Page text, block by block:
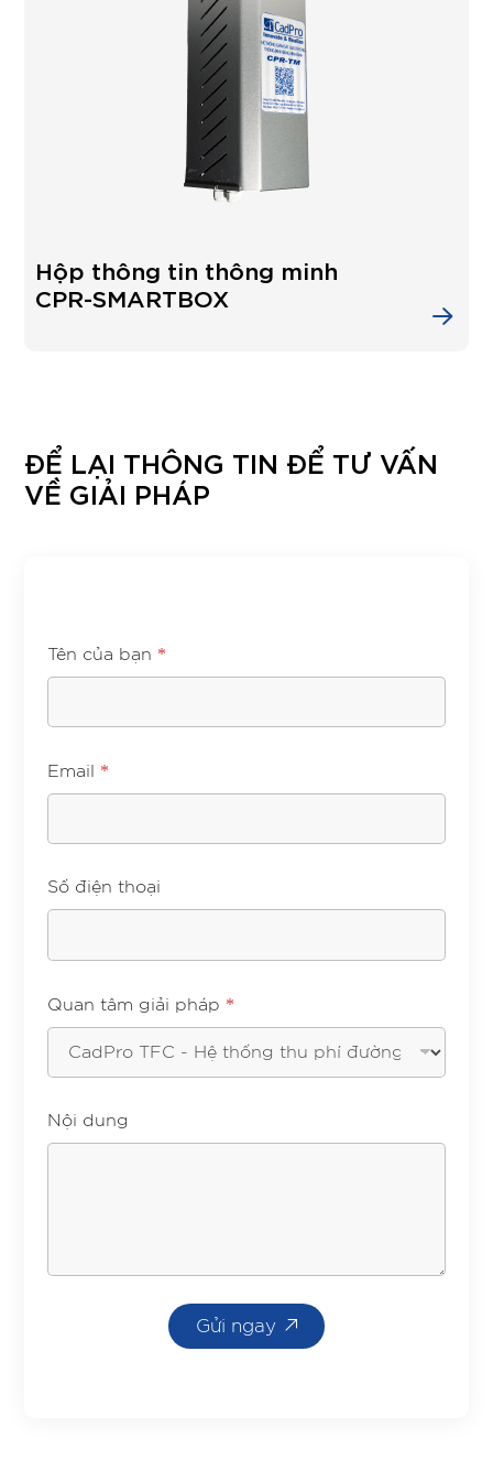
Hộp thông tin thông minh
CPR-SMARTBOX
ĐỂ LẠI THÔNG TIN ĐỂ TƯ VẤN
VỀ GIẢI PHÁP
Tên của bạn *
Email *
Số điện thoại
Quan tâm giải pháp *
Nội dung
Gửi ngay